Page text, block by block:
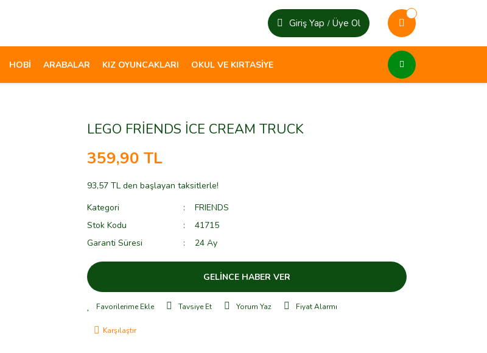
Giriş Yap / Üye Ol
HOBİ ARABALAR KIZ OYUNCAKLARI OKUL VE KIRTASİYE
LEGO FRİENDS İCE CREAM TRUCK
359,90 TL
93,57 TL den başlayan taksitlerle!
Kategori
FRIENDS
Stok Kodu
41715
Garanti Süresi
24 Ay
GELİNCE HABER VER
Tavsiye Et Yorum Yaz Fiyat Alarmı
Karşılaştır